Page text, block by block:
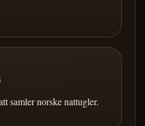
samler norske nattugler.